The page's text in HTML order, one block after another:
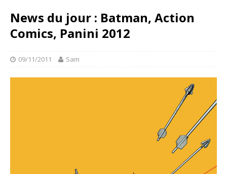
News du jour : Batman, Action
Comics, Panini 2012
09/11/2011 Sam